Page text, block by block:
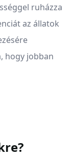
ruházza
az állatok
hogy jobban